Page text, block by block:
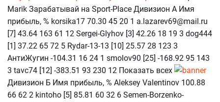
Marik Зарабатывай на Sport-Place Дивизион А Имя
прибыль, % korsika17 70.30 45 20 1 a.lazarev69@mail.ru
[7] 43.64 163 61 12 Sergei-Glyhov [3] 42.26 18 19 3 dog444
[1] 37.22 65 72 5 Rydar-13-13 [10] 25.57 28 123 3
АнтиЖугин -104.31 16 24 1 smolov90 [25] -168.92 95 143
3 tavc74 [12] -383.51 93 230 12 Показать всех
Дивизион Б Имя прибыль, % Aleksey Valentinov 100.88
66 62 2 kintoho [5] 85.81 60 32 6 Semen-Borzenko-